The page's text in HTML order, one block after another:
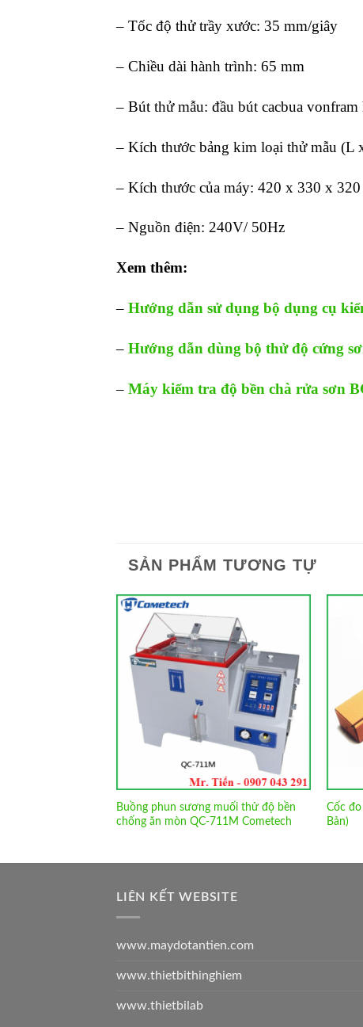
– Tốc độ thử trầy xước: 35 mm/giây
– Chiều dài hành trình: 65 mm
– Bút thử mẫu: đầu bút cacbua
– Kích thước bảng kim loại thử mẫu
– Kích thước của máy: 420 x 330 x
– Nguồn điện: 240V/ 50Hz
Xem thêm:
– Hướng dẫn sử dụng bộ dụng cụ
– Hướng dẫn dùng bộ thử độ cứng
– Máy kiểm tra độ bền chà rửa sơn
SẢN PHẨM TƯƠNG TỰ
Buồng phun sương muối thử độ bền
chống ăn mòn QC-711M Cometech
Cốc
Bản)
LIÊN KẾT WEBSITE
www.maydotantien.com
www.thietbithinghiem
www.thietbilab